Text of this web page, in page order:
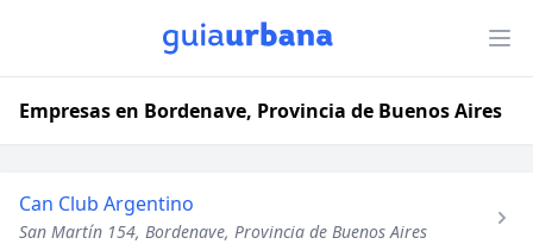
Empresas en Bordenave, Provincia de Buenos Aires
Can Club Argentino
San Martín 154, Bordenave, Provincia de Buenos Aires